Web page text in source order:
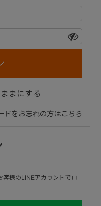
まにする
ドをお忘れの方はこちら
客様のLINEアカウントでロ